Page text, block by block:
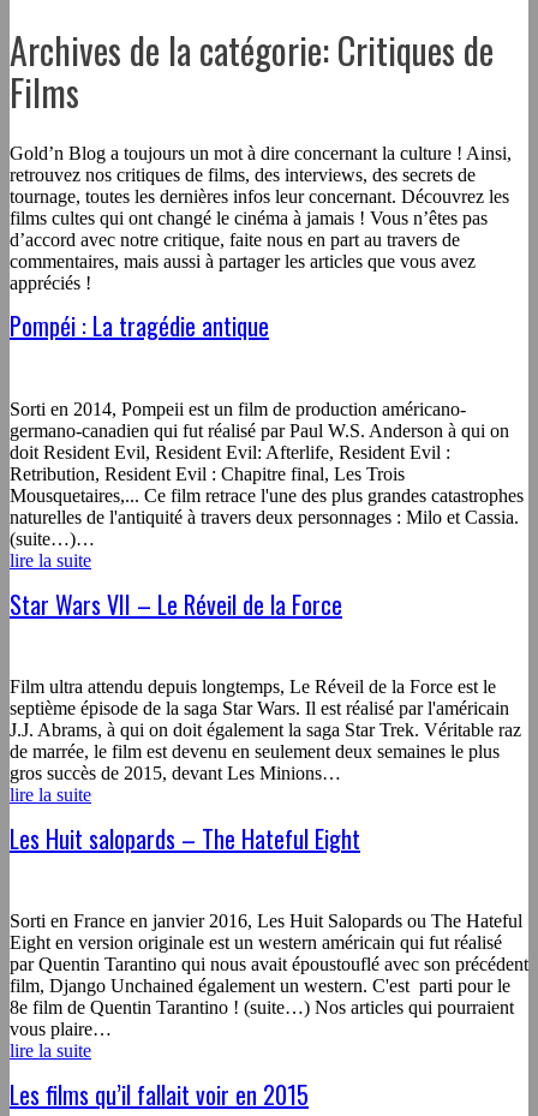
Archives de la catégorie: Critiques de
Films
Gold’n Blog a toujours un mot à dire concernant la culture ! Ainsi,
retrouvez nos critiques de films, des interviews, des secrets de
tournage, toutes les dernières infos leur concernant. Découvrez les
films cultes qui ont changé le cinéma à jamais ! Vous n’êtes pas
d’accord avec notre critique, faite nous en part au travers de
commentaires, mais aussi à partager les articles que vous avez
appréciés !
Pompéi : La tragédie antique
Sorti en 2014, Pompeii est un film de production américano-
germano-canadien qui fut réalisé par Paul W.S. Anderson à qui on
doit Resident Evil, Resident Evil: Afterlife, Resident Evil :
Retribution, Resident Evil : Chapitre final, Les Trois
Mousquetaires,... Ce film retrace l'une des plus grandes catastrophes
naturelles de l'antiquité à travers deux personnages : Milo et Cassia.
(suite…)…
lire la suite
Star Wars VII – Le Réveil de la Force
Film ultra attendu depuis longtemps, Le Réveil de la Force est le
septième épisode de la saga Star Wars. Il est réalisé par l'américain
J.J. Abrams, à qui on doit également la saga Star Trek. Véritable raz
de marrée, le film est devenu en seulement deux semaines le plus
gros succès de 2015, devant Les Minions…
lire la suite
Les Huit salopards – The Hateful Eight
Sorti en France en janvier 2016, Les Huit Salopards ou The Hateful
Eight en version originale est un western américain qui fut réalisé
par Quentin Tarantino qui nous avait époustouflé avec son précédent
film, Django Unchained également un western. C'est parti pour le
8e film de Quentin Tarantino ! (suite…) Nos articles qui pourraient
vous plaire…
lire la suite
Les films qu’il fallait voir en 2015